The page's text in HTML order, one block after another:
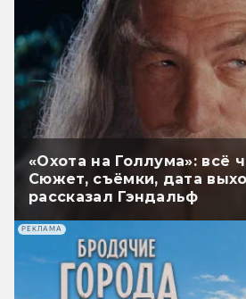
«Охота на Голлума»: всё
Сюжет, съёмки, дата
рассказал Гэндальф
РЕКЛАМА